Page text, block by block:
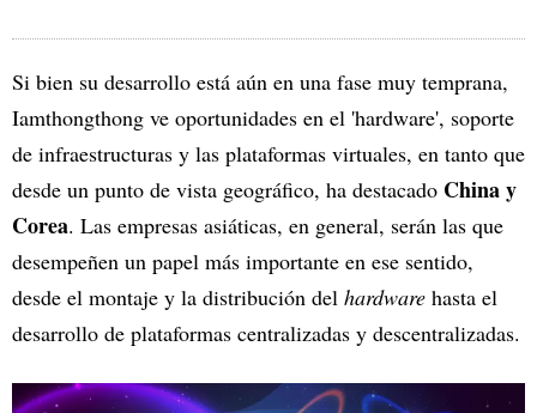
Si bien su desarrollo está aún en una fase muy temprana,
Iamthongthong ve oportunidades en el 'hardware', soporte
de infraestructuras y las plataformas virtuales, en tanto que
desde un punto de vista geográfico, ha destacado China y
Corea. Las empresas asiáticas, en general, serán las que
desempeñen un papel más importante en ese sentido,
desde el montaje y la distribución del hardware hasta el
desarrollo de plataformas centralizadas y descentralizadas.